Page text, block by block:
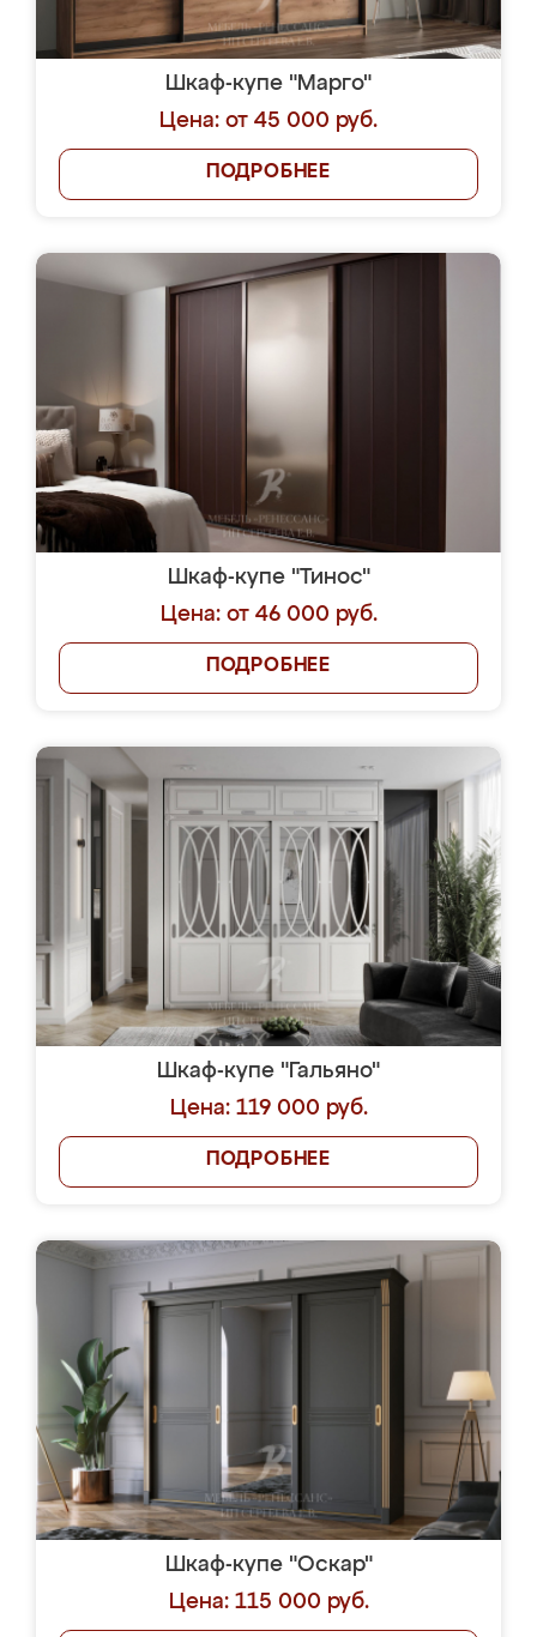
Шкаф-купе "Марго"
Цена: от 45 000 руб.
ПОДРОБНЕЕ
Шкаф-купе "Тинос"
Цена: от 46 000 руб.
ПОДРОБНЕЕ
Шкаф-купе "Гальяно"
Цена: 119 000 руб.
ПОДРОБНЕЕ
Шкаф-купе "Оскар"
Цена: 115 000 руб.